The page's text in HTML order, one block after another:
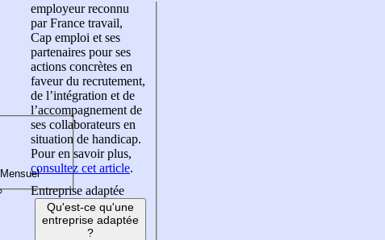
employeur reconnu
par France travail,
Cap emploi et ses
partenaires pour ses
actions concrètes en
faveur du recrutement,
de l’intégration et de
l’accompagnement de
ses collaborateurs en
situation de handicap.
Pour en savoir plus,
consultez cet article.
Entreprise adaptée
Qu'est-ce qu'une
entreprise adaptée
?